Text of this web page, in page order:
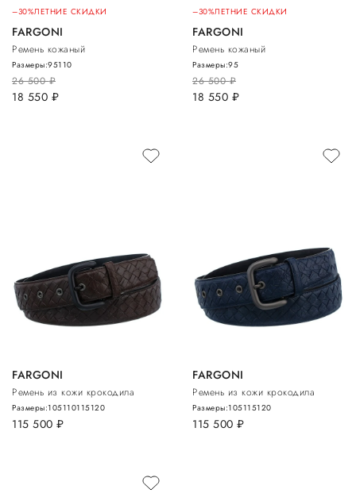
–30%ЛЕТНИЕ СКИДКИ
FARGONI
Ремень кожаный
26 500руб.
18 550 руб.
Размеры:95110
–30%ЛЕТНИЕ СКИДКИ
FARGONI
Ремень кожаный
26 500руб.
18 550 руб.
Размеры:95
FARGONI
Ремень из кожи крокодила
115 500 руб.
Размеры:105110115120
FARGONI
Ремень из кожи крокодила
115 500 руб.
Размеры:105115120